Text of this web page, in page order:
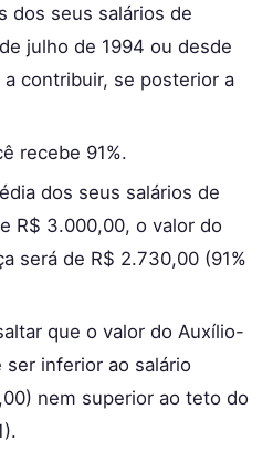
dos seus salários de
julho de 1994 ou desde
contribuir, se posterior a
recebe 91%.
dos seus salários de
R$ 3.000,00, o valor do
será de R$ 2.730,00 (91%
que o valor do Auxílio-
ser inferior ao salário
nem superior ao teto do